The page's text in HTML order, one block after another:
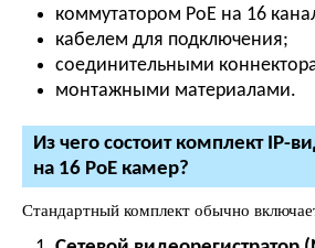
коммутатором PoE на 16
кабелем для подключения;
соединительными
монтажными материалами.
Из чего состоит комплект IP-
на 16 PoE камер?
Стандартный комплект обычно